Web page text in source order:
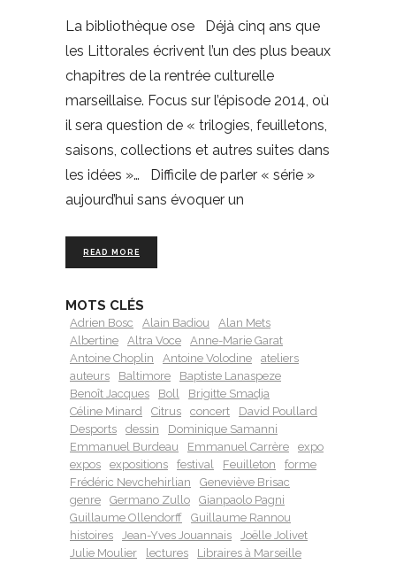
La bibliothèque ose Déjà cinq ans que
les Littorales écrivent l’un des plus beaux
chapitres de la rentrée culturelle
marseillaise. Focus sur l’épisode 2014, où
il sera question de « trilogies, feuilletons,
saisons, collections et autres suites dans
les idées »… Difficile de parler « série »
aujourd’hui sans évoquer un
READ MORE
MOTS CLÉS
Adrien Bosc Alain Badiou
Alan Mets
Albertine
Altra Voce
Anne-Marie Garat
Antoine Choplin
Antoine Volodine
ateliers
auteurs
Baltimore
Baptiste Lanaspeze
Benoît Jacques
Boll
Brigitte Smadja
Céline Minard
Citrus concert
David Poullard
Desports
dessin
Dominique Samanni
Emmanuel Burdeau
Emmanuel Carrère
expo
expos
expositions festival Feuilleton
forme
Frédéric Nevchehirlian
Geneviève Brisac
genre
Germano Zullo
Gianpaolo Pagni
Guillaume Ollendorff
Guillaume Rannou
histoires
Jean-Yves Jouannais
Joëlle Jolivet
Julie Moulier
lectures Libraires à Marseille